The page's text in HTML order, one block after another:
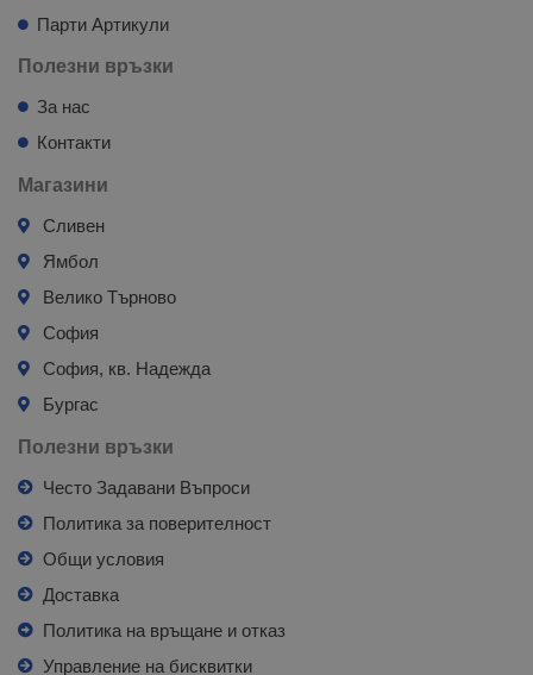
Парти Артикули
Полезни връзки
За нас
Контакти
Магазини
Сливен
Ямбол
Велико Търново
София
София, кв. Надежда
Бургас
Полезни връзки
Често Задавани Въпроси
Политика за поверителност
Общи условия
Доставка
Политика на връщане и отказ
Управление на бисквитки